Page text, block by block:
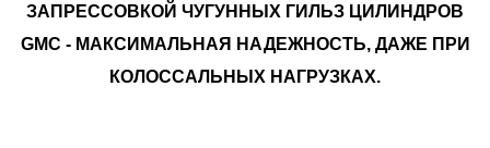
ЗАПРЕССОВКОЙ ЧУГУННЫХ ГИЛЬЗ ЦИЛИНДРОВ
GMC - МАКСИМАЛЬНАЯ НАДЕЖНОСТЬ, ДАЖЕ ПРИ
КОЛОССАЛЬНЫХ НАГРУЗКАХ.